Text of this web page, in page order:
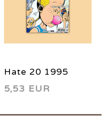
Hate 20 1995
5,53 EUR